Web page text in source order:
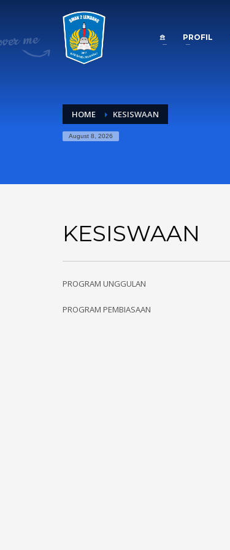
𖠿 PROFIL
HOME KESISWAAN
August 8, 2026
KESISWAAN
PROGRAM UNGGULAN
PROGRAM PEMBIASAAN